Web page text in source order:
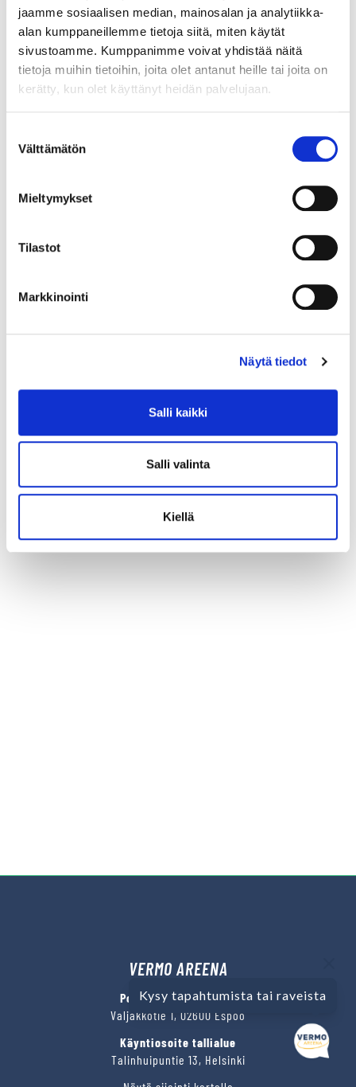
jaamme sosiaalisen median, mainosalan ja analytiikka-
alan kumppaneillemme tietoja siitä, miten käytät
sivustoamme. Kumppanimme voivat yhdistää näitä
tietoja muihin tietoihin, joita olet antanut heille tai joita on
kerätty, kun olet käyttänyt heidän palvelujaan.
valinta
Välttämätön
Mieltymykset
Tilastot
Markkinointi
Näytä tiedot
Salli kaikki
Salli valinta
Kiellä
Kysy tapahtumista tai raveista
Maa (*):
Olen lukenut
VERMO AREENA
Posti- ja käyntiosoite
Valjakkotie 1, 02600 Espoo
Käyntiosoite tallialue
Talinhuipuntie 13, Helsinki